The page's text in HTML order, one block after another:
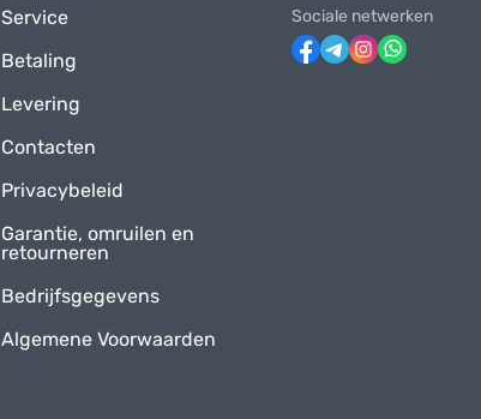
Service
Betaling
Levering
Contacten
Privacybeleid
Garantie, omruilen en
retourneren
Bedrijfsgegevens
Algemene Voorwaarden
Sociale netwerken